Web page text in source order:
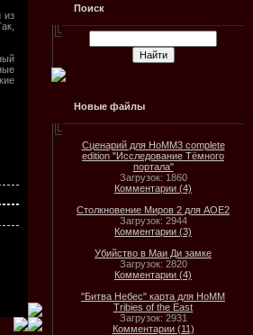
из
Поиск
Новые файлы
Сценарий для HoMM3 complete
edition "Исследование Тёмного
портала"
Загрузок: 1860
Комментарии (4)
Столкновение Миров 2 для AOE2
Загрузок: 2944
Комментарии (3)
Убийство в Маи Ди замке
Загрузок: 2820
Комментарии (4)
"Битва Небес" карта для HoMM
Tribies of the East
Загрузок: 2931
Комментарии (11)